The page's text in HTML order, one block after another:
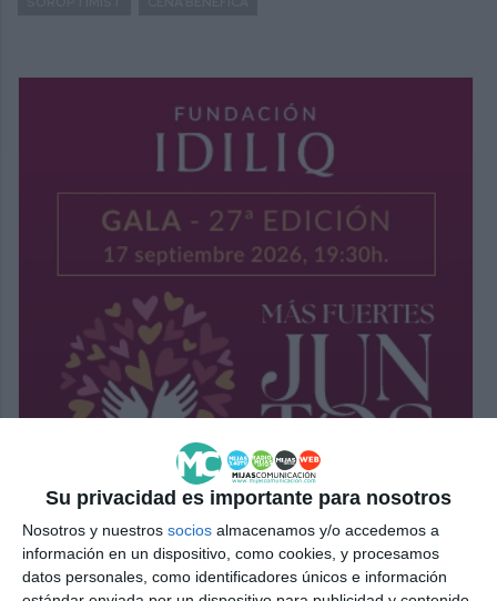
Su privacidad es importante para nosotros
Nosotros y nuestros socios almacenamos y/o accedemos a
información en un dispositivo, como cookies, y procesamos
datos personales, como identificadores únicos e información